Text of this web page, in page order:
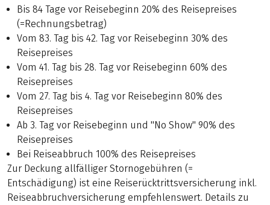
Bis 84 Tage vor Reisebeginn 20% des Reisepreises
(=Rechnungsbetrag)
Vom 83. Tag bis 42. Tag vor Reisebeginn 30% des
Reisepreises
Vom 41. Tag bis 28. Tag vor Reisebeginn 60% des
Reisepreises
Vom 27. Tag bis 4. Tag vor Reisebeginn 80% des
Reisepreises
Ab 3. Tag vor Reisebeginn und "No Show" 90% des
Reisepreises
Bei Reiseabbruch 100% des Reisepreises
Zur Deckung allfälliger Stornogebühren (=
Entschädigung) ist eine Reiserücktrittsversicherung inkl.
Reiseabbruchversicherung empfehlenswert. Details zu